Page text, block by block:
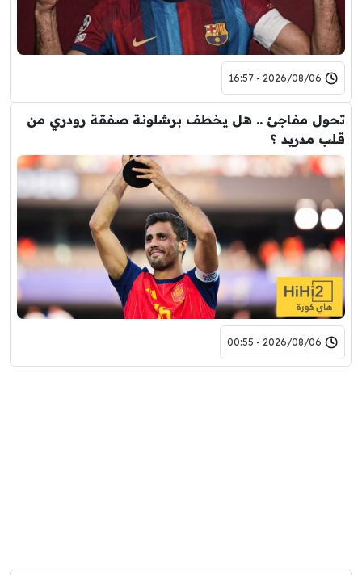
2026/08/06 - 16:57
تحول مفاجئ .. هل يخطف برشلونة صفقة رودري من
قلب مدريد ؟
2026/08/06 - 00:55